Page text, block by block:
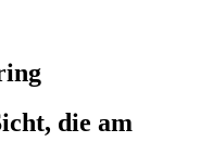
die am